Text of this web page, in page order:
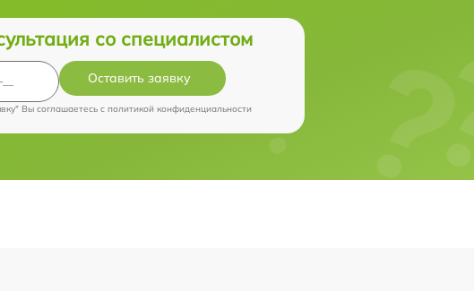
со специалистом
Оставить заявку
Вы соглашаетесь c политикой конфиденциальности